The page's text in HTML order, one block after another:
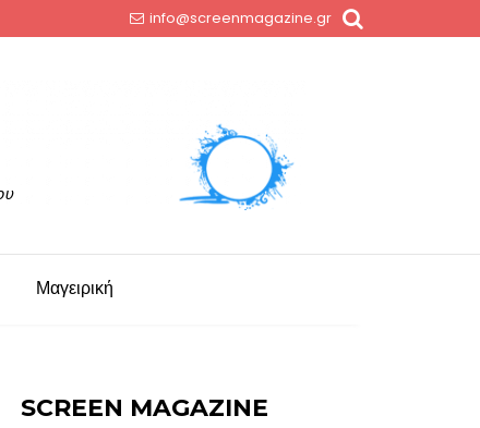
info@screenmagazine.gr
Μαγειρική
SCREEN MAGAZINE